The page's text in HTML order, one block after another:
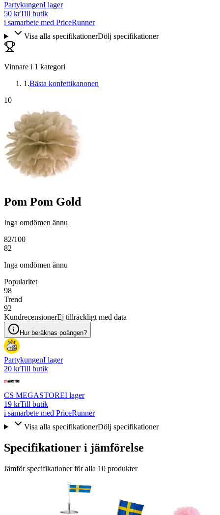
PartykungenI lager
50 krTill butik
i samarbete med PriceRunner
Visa alla specifikationerDölj specifikationer
Vinnare i 1 kategori
1 .Bästa konfettikanonen
10
Pom Pom Gold
Inga omdömen ännu
82/100
82
Inga omdömen ännu
Popularitet
98
Trend
92
KundrecensionerEj tillräckligt med data
Hur beräknas poängen?
PartykungenI lager
20 krTill butik
CS MEGASTOREI lager
19 krTill butik
i samarbete med PriceRunner
Visa alla specifikationerDölj specifikationer
Specifikationer i jämförelse
Jämför specifikationer för alla 10 produkter